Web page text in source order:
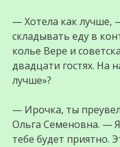
— Хотела как лучше,
складывать еду в
колье Вере и
двадцати гостях. На
лучше»?
— Ирочка, ты
Ольга Семеновна. —
тебе будет приятно.